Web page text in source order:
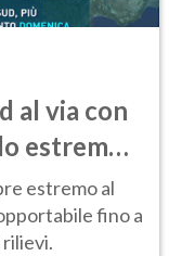
al via con
estremo
estremo al
fino a
rilievi.